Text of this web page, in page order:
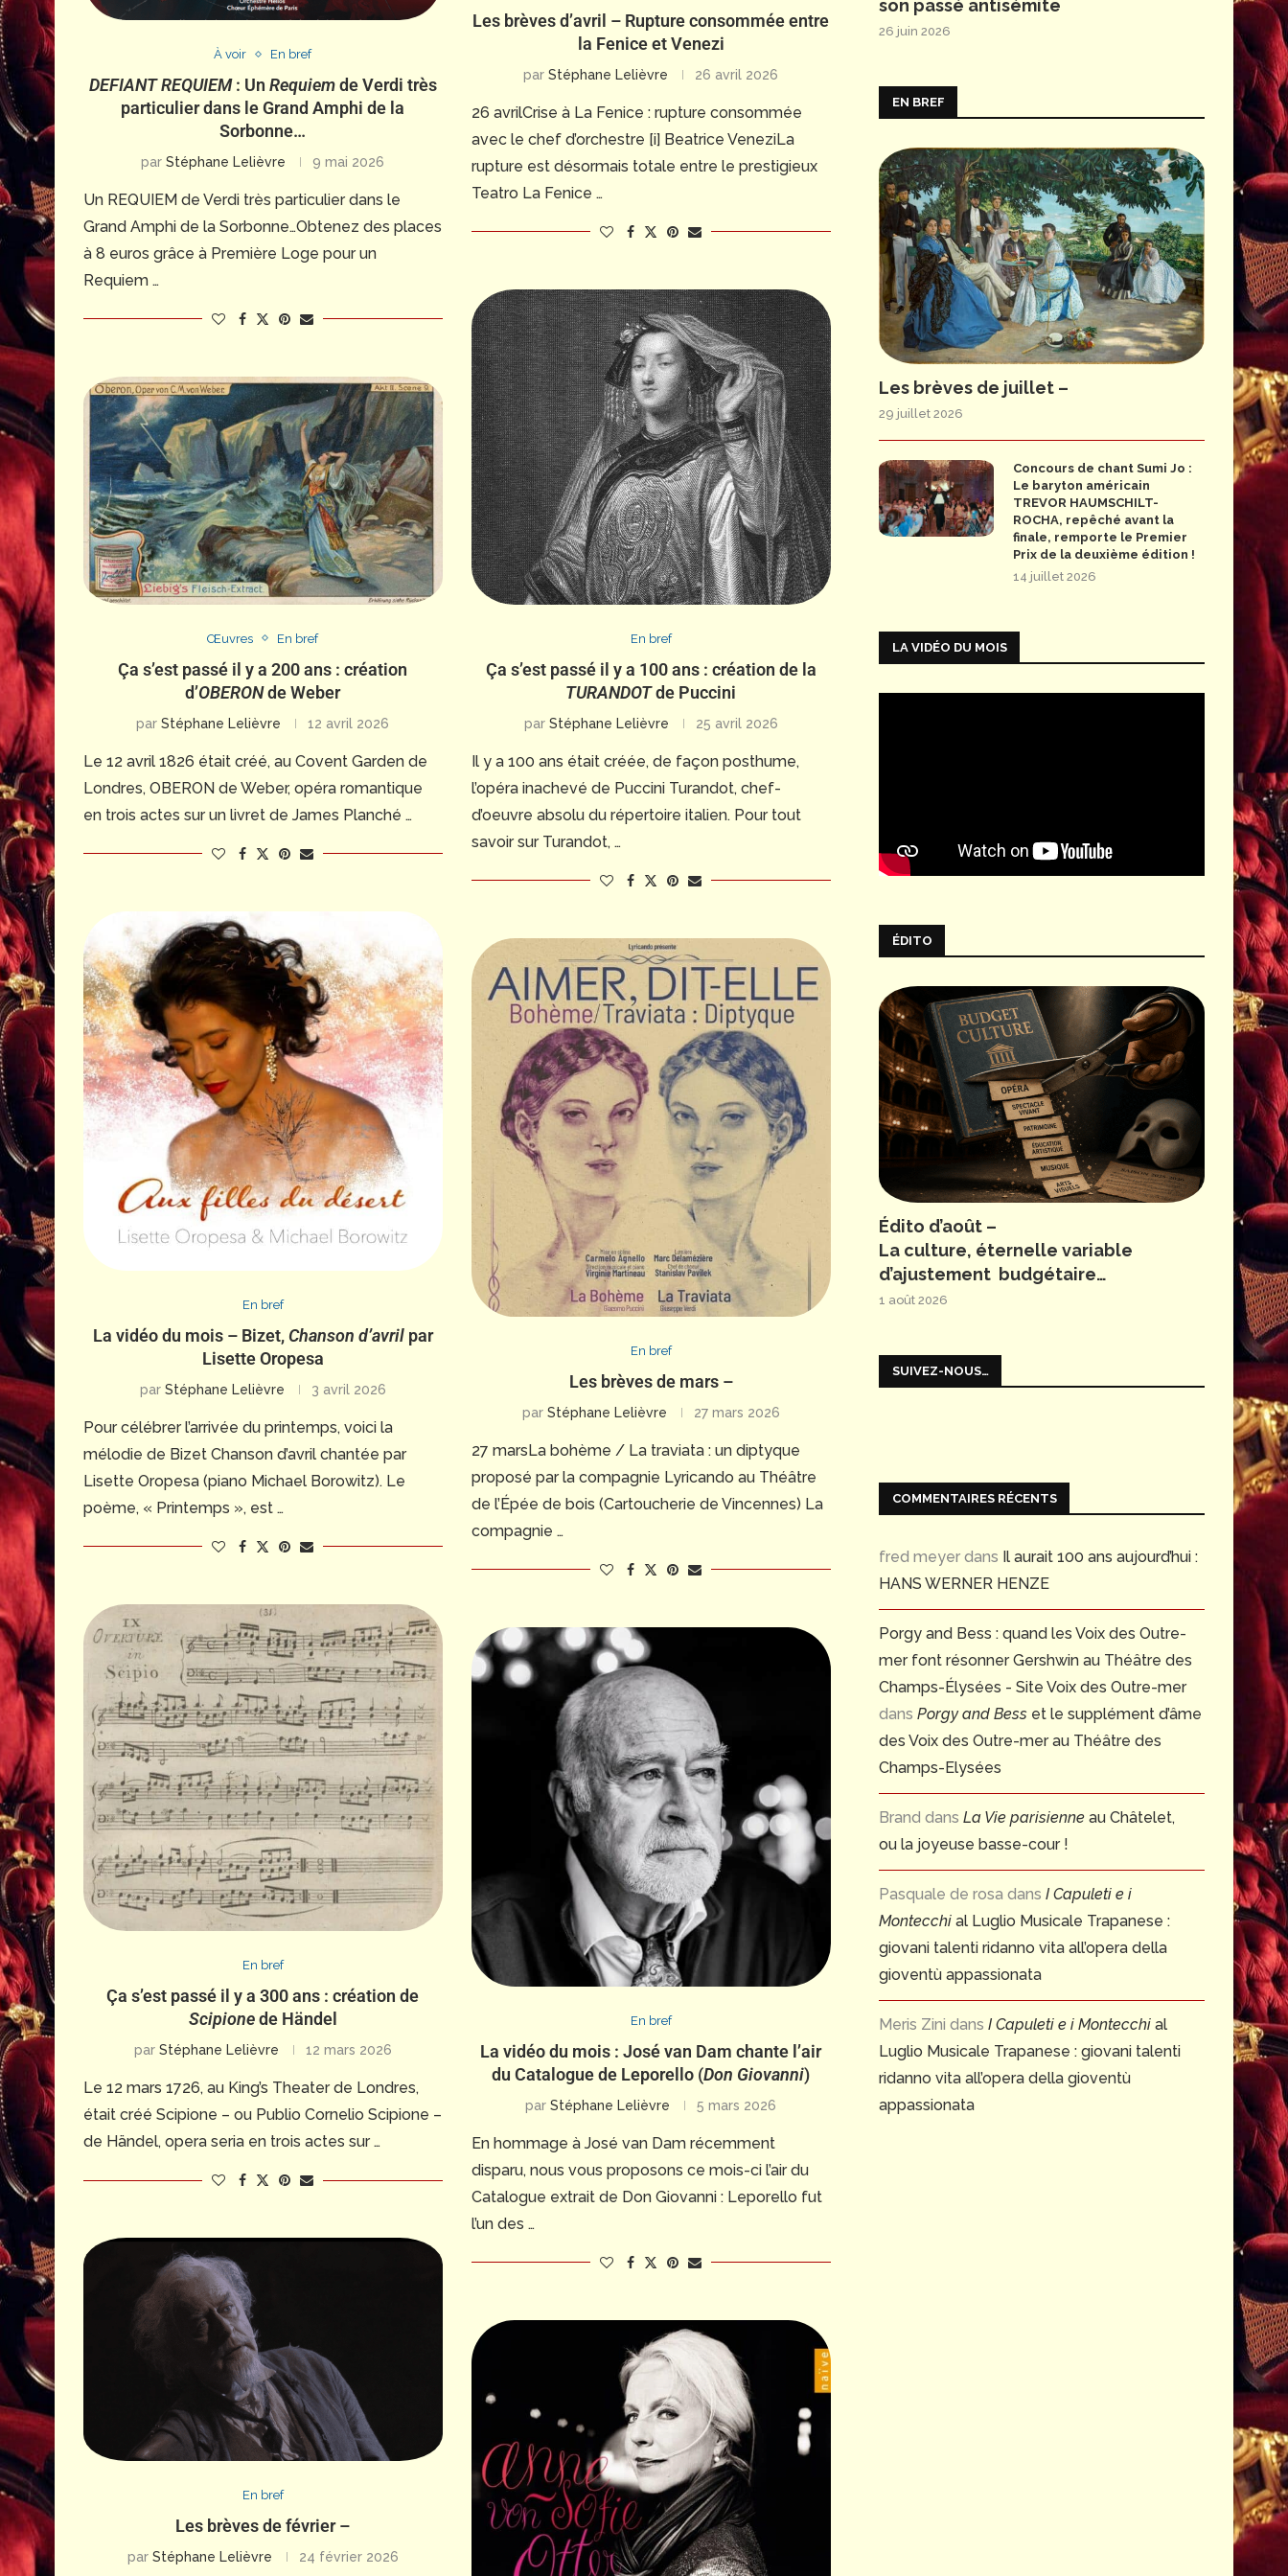
À voir En bref
DEFIANT REQUIEM: Un Requiemde Verdi très
particulier dans le Grand Amphi de la
Sorbonne…
parStéphane Lelièvre 9 mai 2026
Un REQUIEM de Verdi très particulier dans le
Grand Amphi de la Sorbonne…Obtenez des places
à 8 euros grâce à Première Loge pour un
Requiem …
Les brèves d’avril – Rupture consommée entre
la Fenice et Venezi
parStéphane Lelièvre 26 avril 2026
26 avrilCrise à La Fenice : rupture consommée
avec le chef d’orchestre [i] Beatrice VeneziLa
rupture est désormais totale entre le prestigieux
Teatro La Fenice …
En bref
Ça s’est passé il y a 100 ans : création de la
TURANDOTde Puccini
par Stéphane Lelièvre 25 avril 2026
Il y a 100 ans était créée, de façon posthume,
l’opéra inachevé de Puccini Turandot, chef-
d’oeuvre absolu du répertoire italien. Pour tout
savoir sur Turandot, …
Œuvres En bref
Ça s’est passé il y a 200 ans : création
d’OBERONde Weber
parStéphane Lelièvre 12 avril 2026
Le 12 avril 1826 était créé, au Covent Garden de
Londres, OBERON de Weber, opéra romantique
en trois actes sur un livret de James Planché …
En bref
La vidéo du mois – Bizet,Chanson d’avrilpar
Lisette Oropesa
par Stéphane Lelièvre 3 avril 2026
Pour célébrer l’arrivée du printemps, voici la
mélodie de Bizet Chanson d’avril chantée par
Lisette Oropesa (piano Michael Borowitz). Le
poème, « Printemps », est …
En bref
Les brèves de mars –
par Stéphane Lelièvre 27 mars 2026
27 marsLa bohème / La traviata : un diptyque
proposé par la compagnie Lyricando au Théâtre
de l’Épée de bois (Cartoucherie de Vincennes) La
compagnie …
En bref
Ça s’est passé il y a 300 ans : création de
Scipionede Händel
par Stéphane Lelièvre 12 mars 2026
Le 12 mars 1726, au King’s Theater de Londres,
était créé Scipione – ou Publio Cornelio Scipione –
de Händel, opera seria en trois actes sur …
En bref
La vidéo du mois : José van Dam chante l’air
du Catalogue de Leporello (Don Giovanni)
parStéphane Lelièvre 5 mars 2026
En hommage à José van Dam récemment
disparu, nous vous proposons ce mois-ci l’air du
Catalogue extrait de Don Giovanni : Leporello fut
l’un des …
En bref
Les brèves de février –
par Stéphane Lelièvre 24 février 2026
son passé antisémite
26 juin 2026
EN BREF
Les brèves de juillet –
29 juillet 2026
Concours de chant Sumi Jo :
Le baryton américain
TREVOR HAUMSCHILT-
ROCHA, repêché avant la
finale, remporte le Premier
Prix de la deuxième édition !
14 juillet 2026
LA VIDÉO DU MOIS
ÉDITO
Édito d’août –
La culture, éternelle variable
d’ajustement budgétaire…
1 août 2026
SUIVEZ-NOUS…
COMMENTAIRES RÉCENTS
fred meyer dans Il aurait 100 ans aujourd’hui :
HANS WERNER HENZE
Porgy and Bess : quand les Voix des Outre-
mer font résonner Gershwin au Théâtre des
Champs-Élysées - Site Voix des Outre-mer
dans Porgy and Bess et le supplément d’âme
des Voix des Outre-mer au Théâtre des
Champs-Elysées
Brand dans La Vie parisienne au Châtelet,
ou la joyeuse basse-cour !
Pasquale de rosa dans I Capuleti e i
Montecchi al Luglio Musicale Trapanese :
giovani talenti ridanno vita all’opera della
gioventù appassionata
Meris Zini dans I Capuleti e i Montecchi al
Luglio Musicale Trapanese : giovani talenti
ridanno vita all’opera della gioventù
appassionata